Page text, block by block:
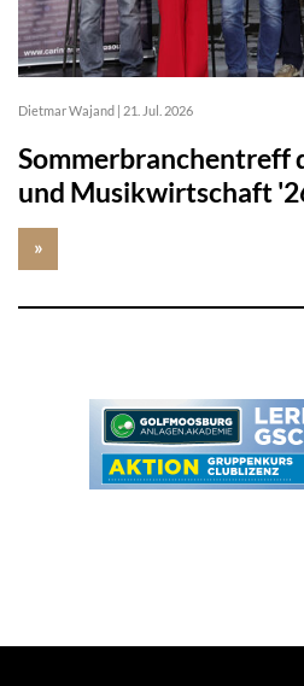
Dietmar Wajand | 21. Jul. 2026
Sommerbranchentreff
und Musikwirtschaft
»